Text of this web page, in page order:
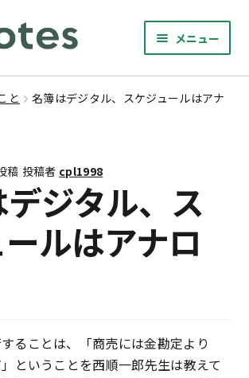
メニュー
サ
ブ
と
名簿はデジタル、スケジュールはアナ
稿 投稿者 cpl1998
ジタル、ス
ルはアナロ
ることは、「商売には金勘定より
ということを西順一郎先生は教えて